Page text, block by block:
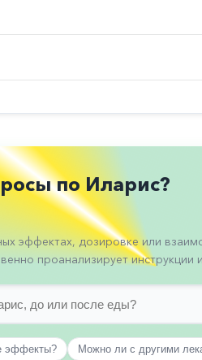
по Иларис?
эффектах, дозировке или
проанализирует инструкции
эффекты? Можно ли с другими